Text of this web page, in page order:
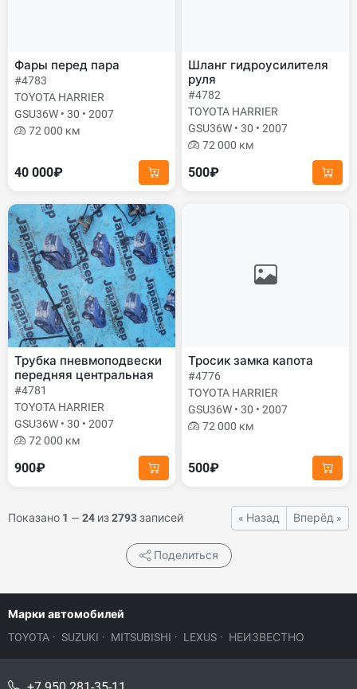
Фары перед пара
#4783
TOYOTA HARRIER
GSU36W • 30 • 2007
72 000 км
40 000₽
Шланг гидроусилителя
руля
#4782
TOYOTA HARRIER
GSU36W • 30 • 2007
72 000 км
500₽
Трубка пневмоподвески
передняя центральная
#4781
TOYOTA HARRIER
GSU36W • 30 • 2007
72 000 км
900₽
Тросик замка капота
#4776
TOYOTA HARRIER
GSU36W • 30 • 2007
72 000 км
500₽
Показано 1 — 24 из2793записей « Назад Вперёд »
Поделиться
Марки автомобилей
TOYOTA · SUZUKI · MITSUBISHI · LEXUS · НЕИЗВЕСТНО